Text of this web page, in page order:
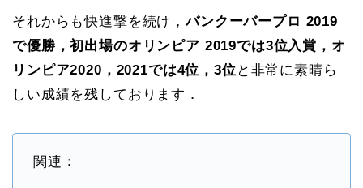
それからも快進撃を続け，バンクーバープロ 2019
で優勝，初出場のオリンピア 2019では3位入賞，オ
リンピア2020，2021では4位，3位 と非常に素晴ら
しい成績を残しております．
関連：